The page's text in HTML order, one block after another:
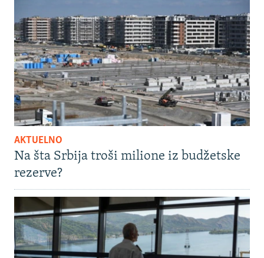
AKTUELNO
Na šta Srbija troši milione iz budžetske
rezerve?